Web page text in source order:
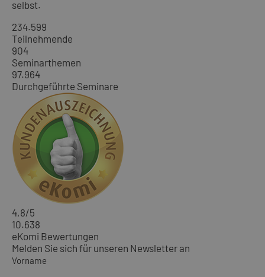
selbst.
234.599
Teilnehmende
904
Seminarthemen
97.964
Durchgeführte Seminare
4,8/5
10.638
eKomi Bewertungen
Melden Sie sich für unseren Newsletter an
Vorname